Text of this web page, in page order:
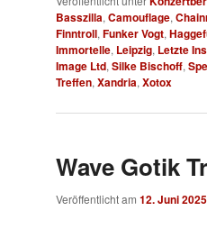
Basszilla, Camouflage,
Finntroll, Funker Vogt,
Immortelle, Leipzig, Letzte
Image Ltd, Silke Bischoff,
Treffen, Xandria, Xotox
Wave Gotik
Veröffentlicht am 12. Juni 2025